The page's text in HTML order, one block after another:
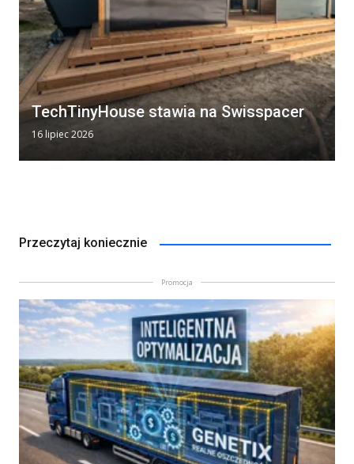
TechTinyHouse stawia na Swisspacer
16 lipiec 2026
Przeczytaj koniecznie
Promocja